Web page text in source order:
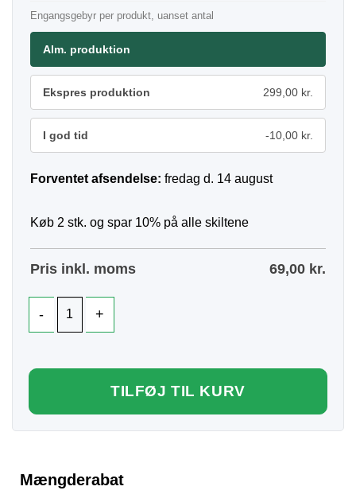
Engangsgebyr per produkt, uanset antal
Alm. produktion
Ekspres produktion 299,00 kr.
I god tid -10,00 kr.
Forventet afsendelse: fredag d. 14 august
Køb 2 stk. og spar 10% på alle skiltene
Pris inkl. moms 69,00 kr.
TILFØJ TIL KURV
Mængderabat